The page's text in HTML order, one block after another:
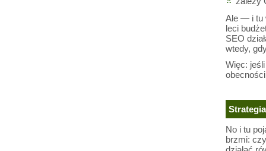
Ale — i tu
leci
SEO
wtedy,
Więc:
No i tu
brzmi: